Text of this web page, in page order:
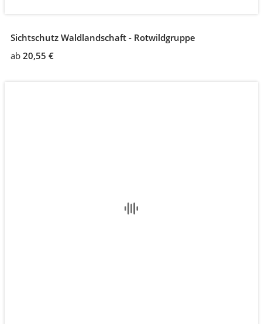
Sichtschutz Waldlandschaft - Rotwildgruppe
ab 20,55 €